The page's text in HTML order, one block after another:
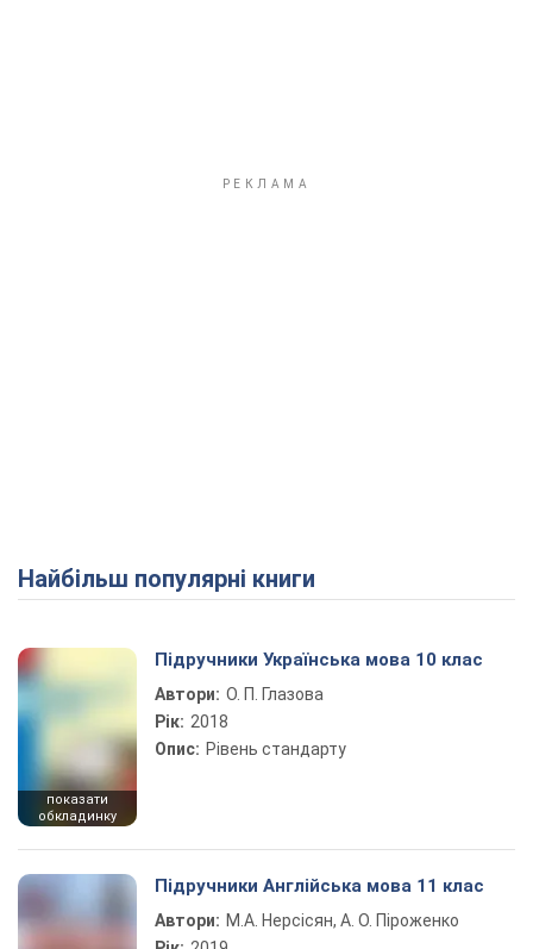
Найбільш популярні книги
показати
обкладинку
Підручники Українська мова 10 клас
Автори: О. П. Глазова
Рік: 2018
Опис: Рівень стандарту
Підручники Англійська мова 11 клас
Автори: М.А. Нерсісян, А. О. Піроженко